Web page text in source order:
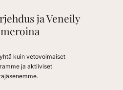
ja Veneily
kuin vetovoimaiset
ja aktiiviset